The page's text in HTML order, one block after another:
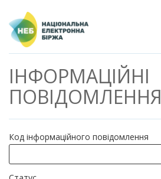
ІНФОРМАЦІЙНІ
ПОВІДОМЛЕННЯ
Код інформаційного повідомлення